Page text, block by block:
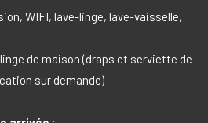
WIFI, lave-linge, lave-vaisselle,
de maison (draps et serviette de
sur demande)